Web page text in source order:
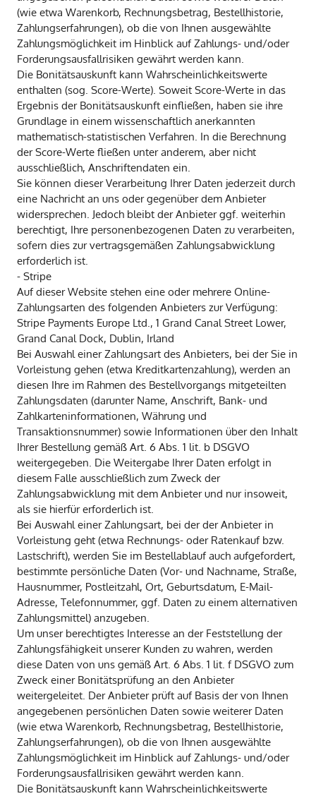
(wie etwa Warenkorb, Rechnungsbetrag, Bestellhistorie,
Zahlungserfahrungen), ob die von Ihnen ausgewählte
Zahlungsmöglichkeit im Hinblick auf Zahlungs- und/oder
Forderungsausfallrisiken gewährt werden kann.
Die Bonitätsauskunft kann Wahrscheinlichkeitswerte
enthalten (sog. Score-Werte). Soweit Score-Werte in das
Ergebnis der Bonitätsauskunft einfließen, haben sie ihre
Grundlage in einem wissenschaftlich anerkannten
mathematisch-statistischen Verfahren. In die Berechnung
der Score-Werte fließen unter anderem, aber nicht
ausschließlich, Anschriftendaten ein.
Sie können dieser Verarbeitung Ihrer Daten jederzeit durch
eine Nachricht an uns oder gegenüber dem Anbieter
widersprechen. Jedoch bleibt der Anbieter ggf. weiterhin
berechtigt, Ihre personenbezogenen Daten zu verarbeiten,
sofern dies zur vertragsgemäßen Zahlungsabwicklung
erforderlich ist.
- Stripe
Auf dieser Website stehen eine oder mehrere Online-
Zahlungsarten des folgenden Anbieters zur Verfügung:
Stripe Payments Europe Ltd., 1 Grand Canal Street Lower,
Grand Canal Dock, Dublin, Irland
Bei Auswahl einer Zahlungsart des Anbieters, bei der Sie in
Vorleistung gehen (etwa Kreditkartenzahlung), werden an
diesen Ihre im Rahmen des Bestellvorgangs mitgeteilten
Zahlungsdaten (darunter Name, Anschrift, Bank- und
Zahlkarteninformationen, Währung und
Transaktionsnummer) sowie Informationen über den Inhalt
Ihrer Bestellung gemäß Art. 6 Abs. 1 lit. b DSGVO
weitergegeben. Die Weitergabe Ihrer Daten erfolgt in
diesem Falle ausschließlich zum Zweck der
Zahlungsabwicklung mit dem Anbieter und nur insoweit,
als sie hierfür erforderlich ist.
Bei Auswahl einer Zahlungsart, bei der der Anbieter in
Vorleistung geht (etwa Rechnungs- oder Ratenkauf bzw.
Lastschrift), werden Sie im Bestellablauf auch aufgefordert,
bestimmte persönliche Daten (Vor- und Nachname, Straße,
Hausnummer, Postleitzahl, Ort, Geburtsdatum, E-Mail-
Adresse, Telefonnummer, ggf. Daten zu einem alternativen
Zahlungsmittel) anzugeben.
Um unser berechtigtes Interesse an der Feststellung der
Zahlungsfähigkeit unserer Kunden zu wahren, werden
diese Daten von uns gemäß Art. 6 Abs. 1 lit. f DSGVO zum
Zweck einer Bonitätsprüfung an den Anbieter
weitergeleitet. Der Anbieter prüft auf Basis der von Ihnen
angegebenen persönlichen Daten sowie weiterer Daten
(wie etwa Warenkorb, Rechnungsbetrag, Bestellhistorie,
Zahlungserfahrungen), ob die von Ihnen ausgewählte
Zahlungsmöglichkeit im Hinblick auf Zahlungs- und/oder
Forderungsausfallrisiken gewährt werden kann.
Die Bonitätsauskunft kann Wahrscheinlichkeitswerte